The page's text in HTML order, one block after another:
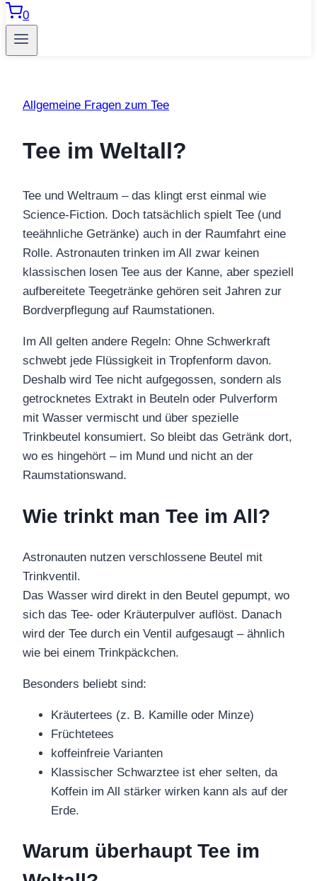
0
Allgemeine Fragen zum Tee
Tee im Weltall?
Tee und Weltraum – das klingt erst einmal wie
Science-Fiction. Doch tatsächlich spielt Tee (und
teeähnliche Getränke) auch in der Raumfahrt eine
Rolle. Astronauten trinken im All zwar keinen
klassischen losen Tee aus der Kanne, aber speziell
aufbereitete Teegetränke gehören seit Jahren zur
Bordverpflegung auf Raumstationen.
Im All gelten andere Regeln: Ohne Schwerkraft
schwebt jede Flüssigkeit in Tropfenform davon.
Deshalb wird Tee nicht aufgegossen, sondern als
getrocknetes Extrakt in Beuteln oder Pulverform
mit Wasser vermischt und über spezielle
Trinkbeutel konsumiert. So bleibt das Getränk dort,
wo es hingehört – im Mund und nicht an der
Raumstationswand.
Wie trinkt man Tee im All?
Astronauten nutzen verschlossene Beutel mit
Trinkventil.
Das Wasser wird direkt in den Beutel gepumpt, wo
sich das Tee- oder Kräuterpulver auflöst. Danach
wird der Tee durch ein Ventil aufgesaugt – ähnlich
wie bei einem Trinkpäckchen.
Besonders beliebt sind:
Kräutertees (z. B. Kamille oder Minze)
Früchtetees
koffeinfreie Varianten
Klassischer Schwarztee ist eher selten, da
Koffein im All stärker wirken kann als auf der
Erde.
Warum überhaupt Tee im